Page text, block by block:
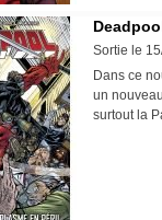
Sortie le
Dans ce
un
surtout la